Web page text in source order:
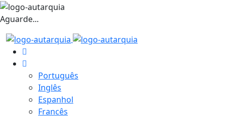
Aguarde...
Português
Inglês
Espanhol
Francês